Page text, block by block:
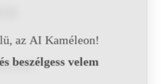
az AI Kaméleon!
beszélgess velem